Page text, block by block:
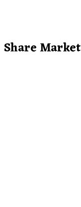
Share Market